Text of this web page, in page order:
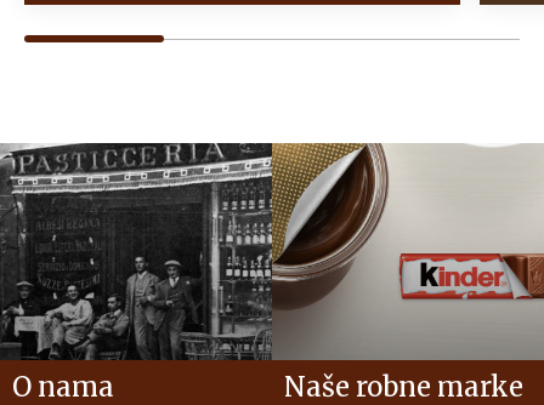
O nama Naše robne marke